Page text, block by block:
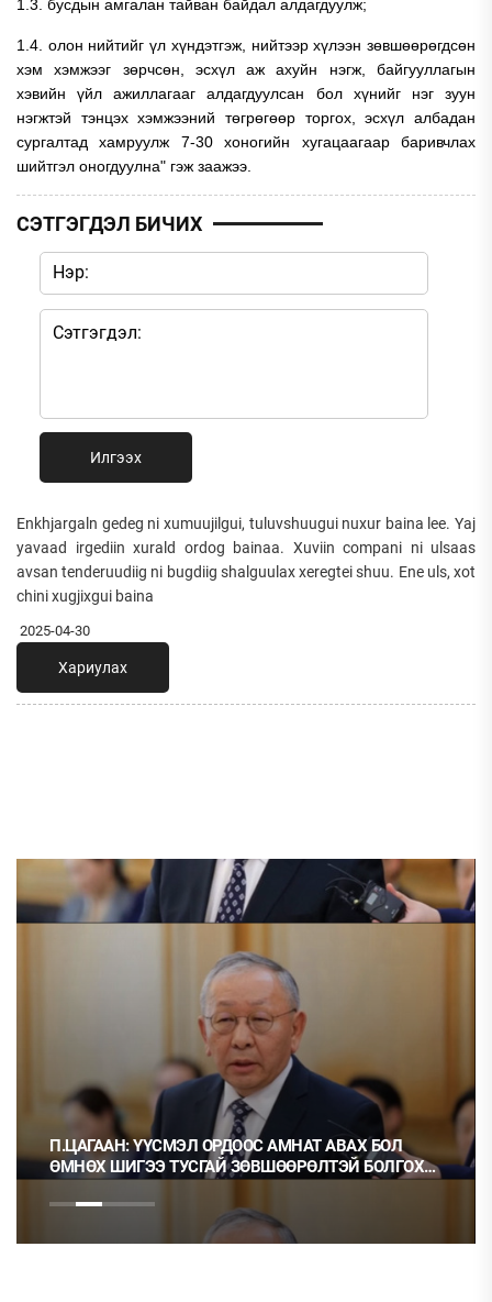
1.3. бусдын амгалан тайван байдал алдагдуулж;
1.4. олон нийтийг үл хүндэтгэж, нийтээр хүлээн зөвшөөрөгдсөн
хэм хэмжээг зөрчсөн, эсхүл аж ахуйн нэгж, байгууллагын
хэвийн үйл ажиллагааг алдагдуулсан бол хүнийг нэг зуун
нэгжтэй тэнцэх хэмжээний төгрөгөөр торгох, эсхүл албадан
сургалтад хамруулж 7-30 хоногийн хугацаагаар баривчлах
шийтгэл оногдуулна" гэж заажээ.
СЭТГЭГДЭЛ БИЧИХ
Илгээх
Enkhjargaln gedeg ni xumuujilgui, tuluvshuugui nuxur baina lee. Yaj
yavaad irgediin xurald ordog bainaa. Xuviin compani ni ulsaas
avsan tenderuudiig ni bugdiig shalguulax xeregtei shuu. Ene uls, xot
chini xugjixgui baina
2025-04-30
Хариулах
П.ЦАГААН: ҮҮСМЭЛ ОРДООС АМНАТ АВАХ БОЛ
ӨМНӨХ ШИГЭЭ ТУСГАЙ ЗӨВШӨӨРӨЛТЭЙ БОЛГОХ